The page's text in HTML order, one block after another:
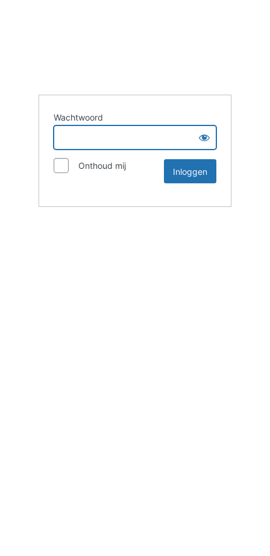
Wachtwoord
Onthoud mij